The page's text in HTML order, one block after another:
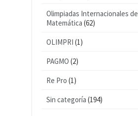
Olimpiadas Internacionales de
Matemática (62)
OLIMPRI (1)
PAGMO (2)
Re Pro (1)
Sin categoría (194)